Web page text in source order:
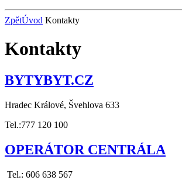
ZpětÚvod Kontakty
Kontakty
BYTYBYT.CZ
Hradec Králové, Švehlova 633
Tel.:777 120 100
OPERÁTOR CENTRÁLA
Tel.: 606 638 567